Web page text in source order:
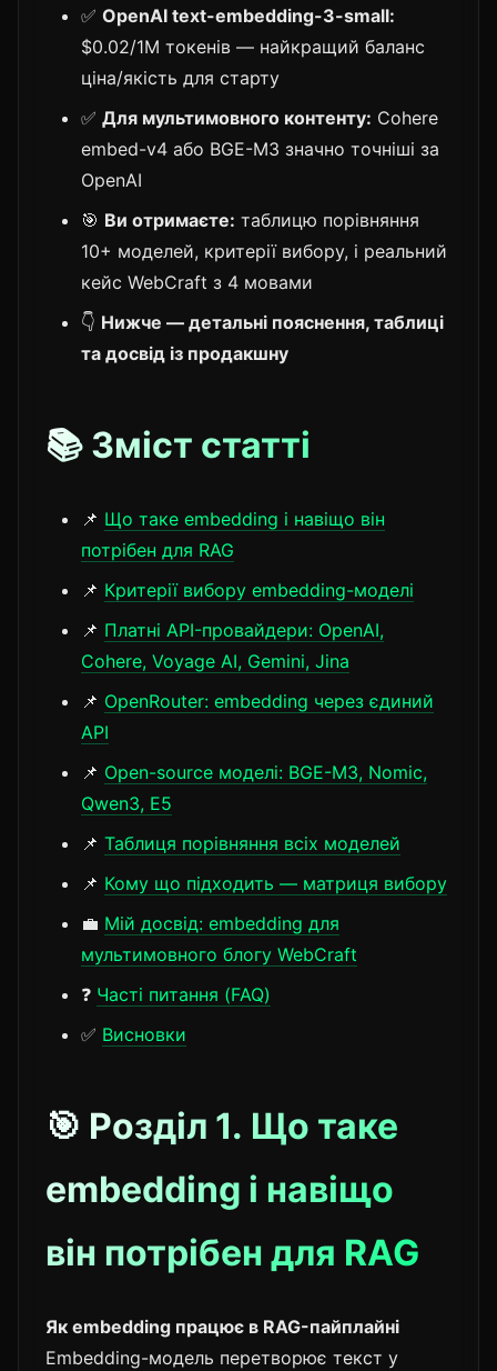
✅ OpenAI text-embedding-3-small:
$0.02/1M токенів — найкращий баланс
ціна/якість для старту
✅ Для мультимовного контенту: Cohere
embed-v4 або BGE-M3 значно точніші за
OpenAI
🎯 Ви отримаєте: таблицю порівняння
10+ моделей, критерії вибору, і реальний
кейс WebCraft з 4 мовами
👇 Нижче — детальні пояснення, таблиці
та досвід із продакшну
📚 Зміст статті
📌 Що таке embedding і навіщо він
потрібен для RAG
📌 Критерії вибору embedding-моделі
📌 Платні API-провайдери: OpenAI,
Cohere, Voyage AI, Gemini, Jina
📌 OpenRouter: embedding через єдиний
API
📌 Open-source моделі: BGE-M3, Nomic,
Qwen3, E5
📌 Таблиця порівняння всіх моделей
📌 Кому що підходить — матриця вибору
💼 Мій досвід: embedding для
мультимовного блогу WebCraft
❓ Часті питання (FAQ)
✅ Висновки
🎯 Розділ 1. Що таке
embedding і навіщо
він потрібен для RAG
Як embedding працює в RAG-пайплайні
Embedding-модель перетворює текст у